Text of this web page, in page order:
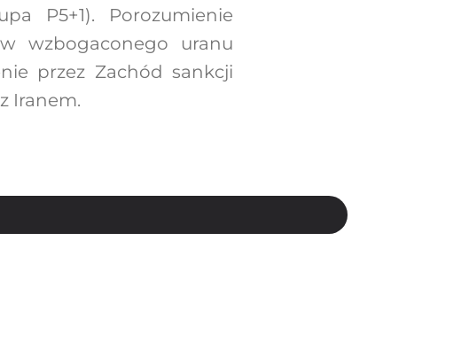
P5+1). Porozumienie
wzbogaconego uranu
przez Zachód sankcji
Iranem.